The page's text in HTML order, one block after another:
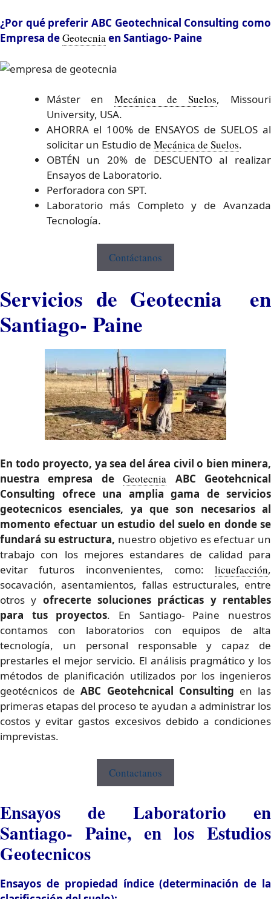
¿Por qué preferir ABC Geotechnical Consulting como
Empresa deGeotecniaen Santiago- Paine
Máster enMecánica de Suelos, Missouri
University, USA.
AHORRA el 100% de ENSAYOS de SUELOS al
solicitar un Estudio de Mecánica de Suelos.
OBTÉN un 20% de DESCUENTO al realizar
Ensayos de Laboratorio.
Perforadora con SPT.
Laboratorio más Completo y de Avanzada
Tecnología.
Contáctanos
Servicios de Geotecnia en
Santiago- Paine
En todo proyecto, ya sea del área civil o bien minera,
nuestra empresa deGeotecnia ABC Geotehcnical
Consulting ofrece una amplia gama de servicios
geotecnicos esenciales, ya que son necesarios al
momento efectuar un estudio del suelo en donde se
fundará su estructura, nuestro objetivo es efectuar un
trabajo con los mejores estandares de calidad para
evitar futuros inconvenientes, como: licuefacción,
socavación, asentamientos, fallas estructurales, entre
otros y ofrecertesoluciones prácticas y rentables
para tus proyectos. En Santiago- Paine nuestros
contamos con laboratorios con equipos de alta
tecnología, un personal responsable y capaz de
prestarles el mejor servicio. El análisis pragmático y los
métodos de planificación utilizados por los ingenieros
geotécnicos deABC Geotehcnical Consulting en las
primeras etapas del proceso te ayudan a administrar los
costos y evitar gastos excesivos debido a condiciones
imprevistas.
Contactanos
Ensayos de Laboratorio en
Santiago- Paine, en los Estudios
Geotecnicos
Ensayos de propiedad índice (determinación de la